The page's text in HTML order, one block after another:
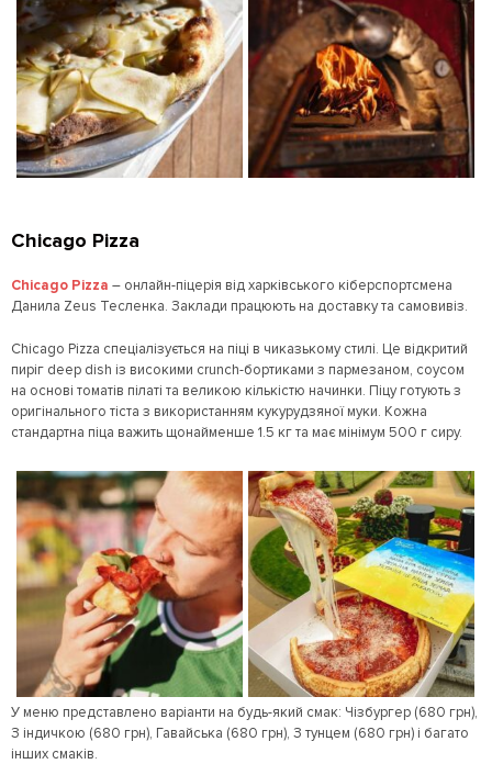
Chicago Pizza
Chicago Pizza – онлайн-піцерія від харківського кіберспортсмена
Данила Zeus Тесленка. Заклади працюють на доставку та самовивіз.
Chicago Pizza спеціалізується на піці в чиказькому стилі. Це відкритий
пиріг deep dish із високими crunch-бортиками з пармезаном, соусом
на основі томатів пілаті та великою кількістю начинки. Піцу готують з
оригінального тіста з використанням кукурудзяної муки. Кожна
стандартна піца важить щонайменше 1.5 кг та має мінімум 500 г сиру.
У меню представлено варіанти на будь-який смак: Чізбургер (680 грн),
З індичкою (680 грн), Гавайська (680 грн), З тунцем (680 грн) і багато
інших смаків.